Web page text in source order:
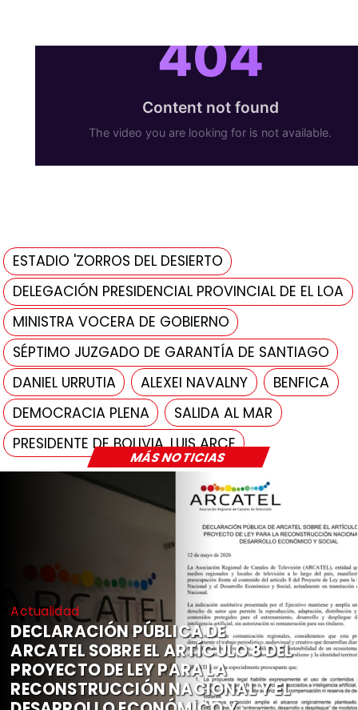
MÁS NOTICIAS
ESTADIO 'ZORROS DEL DESIERTO
DELEGACIÓN PRESIDENCIAL PROVINCIAL DE EL LOA
MINISTRA VOCERA DE GOBIERNO
SÉPTIMO JUZGADO DE GARANTÍA DE SANTIAGO
DANIEL URRUTIA
ALEXEI NAVALNY
BENFICA
DEMOCRACIA PLENA
SALIDA AL MAR
PRESIDENTE DE BOLIVIA, LUIS ARCE
Actualidad
DECLARACIÓN PÚBLICA DE
ARCATEL SOBRE EL ARTÍCULO 8 DEL
PROYECTO DE LEY PARA LA
RECONSTRUCCIÓN NACIONAL Y EL